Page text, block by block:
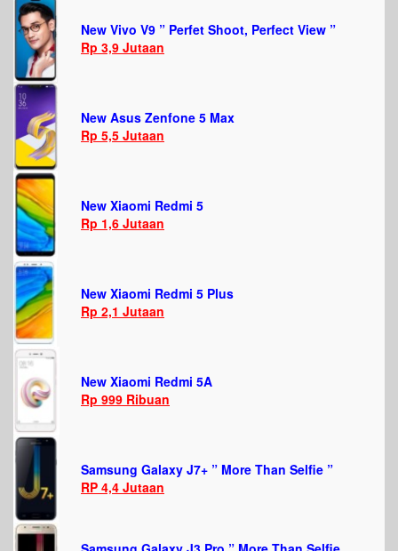
New Vivo V9 ” Perfet Shoot, Perfect View ”
Rp 3,9 Jutaan
New Asus Zenfone 5 Max
Rp 5,5 Jutaan
New Xiaomi Redmi 5
Rp 1,6 Jutaan
New Xiaomi Redmi 5 Plus
Rp 2,1 Jutaan
New Xiaomi Redmi 5A
Rp 999 Ribuan
Samsung Galaxy J7+ ” More Than Selfie ”
RP 4,4 Jutaan